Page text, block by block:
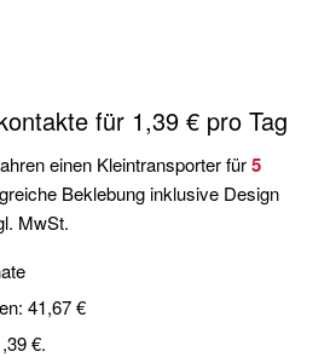
für 1,39 € pro Tag
einen Kleintransporter für5
Beklebung inklusive Design
MwSt.
41,67 €
€.